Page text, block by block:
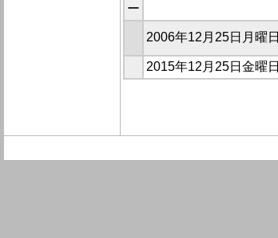
ー
2006年12月25日月曜日
2015年12月25日金曜日